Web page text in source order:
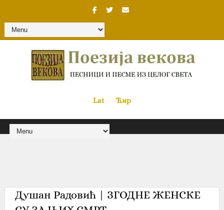
Lat« Ћир
Душан Радовић‎ | ЗГОДНЕ ЖЕНСКЕ